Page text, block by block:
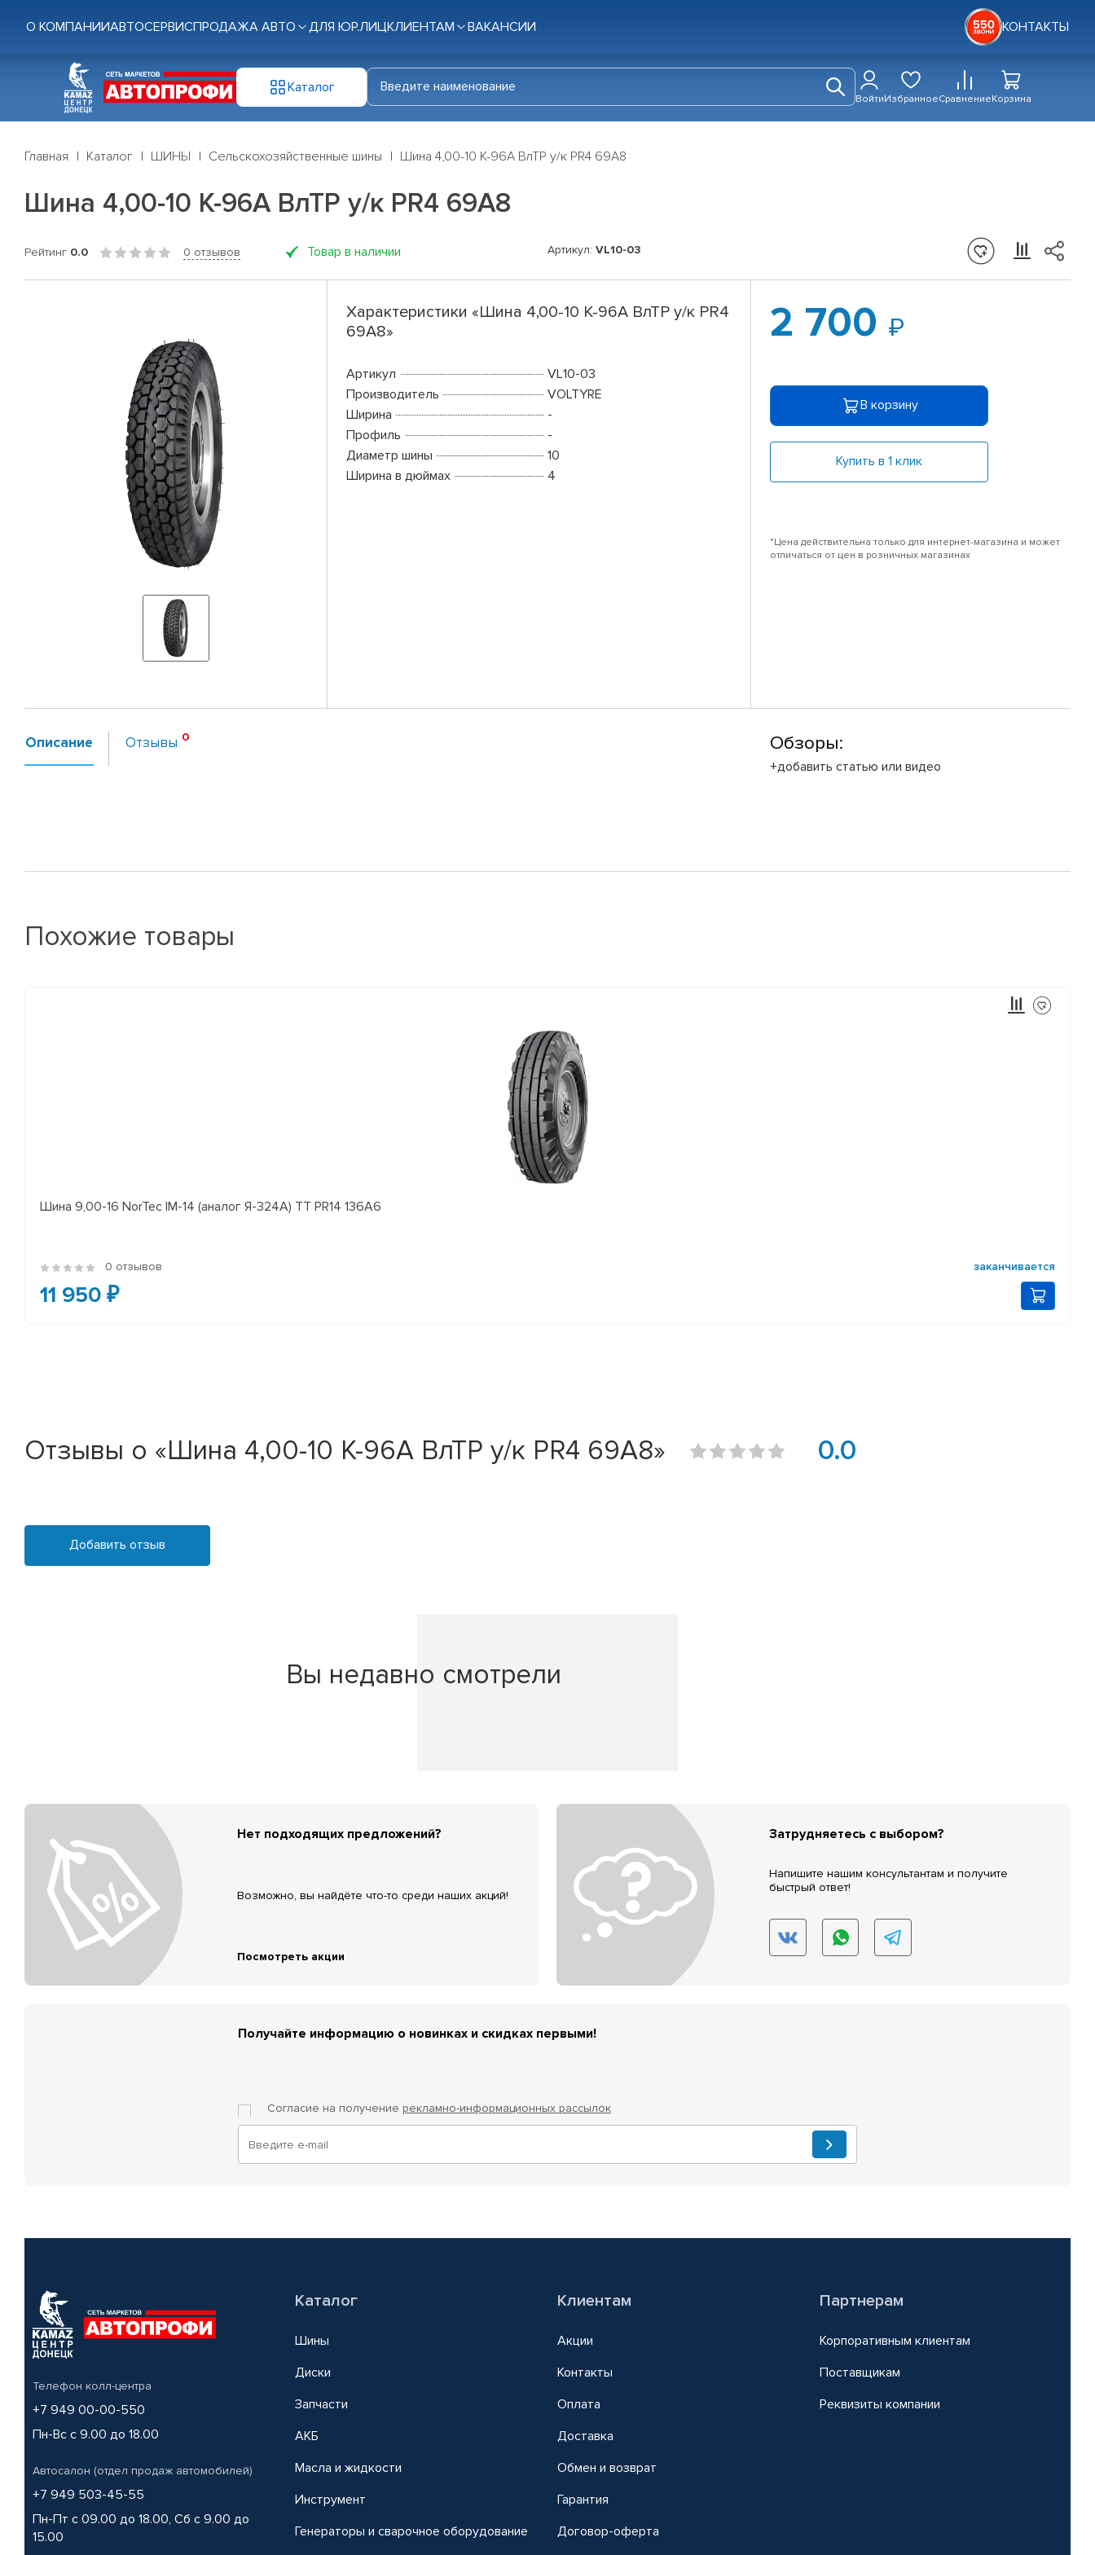
О КОМПАНИИАВТОСЕРВИСПРОДАЖА АВТО ДЛЯ ЮР.ЛИЦКЛИЕНТАМ ВАКАНСИИ КОНТАКТЫ
Каталог
ВойтиИзбранноеСравнениеКорзина
Главная Каталог ШИНЫ Сельскохозяйственные шины Шина 4,00-10 К-96А ВлТР у/к PR4 69A8
Шина 4,00-10 К-96А ВлТР у/к PR4 69A8
Рейтинг 0.0 0 отзывов Товар в наличии Артикул: VL10-03
Характеристики «Шина 4,00-10 К-96А ВлТР у/к PR4
69A8»
Артикул
VL10-03
Производитель
VOLTYRE
Ширина
-
Профиль
-
Диаметр шины
10
Ширина в дюймах
4
2 700
В корзину
Купить в 1 клик
*Цена действительна только для интернет-магазина и может
отличаться от цен в розничных магазинах
Описание Отзывы Обзоры:
+добавить статью или видео
Похожие товары
Шина 9,00-16 NorTec IM-14 (аналог Я-324А) ТТ PR14 136А6
0 отзывов заканчивается
11 950 ₽
Отзывы о «Шина 4,00-10 К-96А ВлТР у/к PR4 69A8» 0.0
Добавить отзыв
Вы недавно смотрели
Нет подходящих предложений?
Возможно, вы найдёте что-то среди наших акций!
Посмотреть акции
Затрудняетесь с выбором?
Напишите нашим консультантам и получите
быстрый ответ!
Получайте информацию о новинках и скидках первыми!
Согласие на получение рекламно-информационных рассылок
Телефон колл-центра
+7 949 00-00-550
Пн-Вс с 9.00 до 18.00
Автосалон (отдел продаж автомобилей)
+7 949 503-45-55
Пн-Пт с 09.00 до 18.00, Сб с 9.00 до
15.00
Каталог
Шины
Диски
Запчасти
АКБ
Масла и жидкости
Инструмент
Генераторы и сварочное оборудование
Клиентам
Акции
Контакты
Оплата
Доставка
Обмен и возврат
Гарантия
Договор-оферта
Партнерам
Корпоративным клиентам
Поставщикам
Реквизиты компании